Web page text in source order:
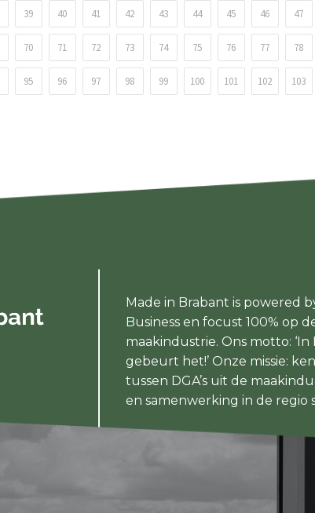
39 40 41 42 43 44 45 46 47
70 71 72 73 74 75 76 77 78
95 96 97 98 99 100 101 102 103
Made in Brabant is powered
Business en focust 100% op
maakindustrie. Ons motto: ‘In
gebeurt het!’ Onze missie:
tussen DGA’s uit de
en samenwerking in de regio